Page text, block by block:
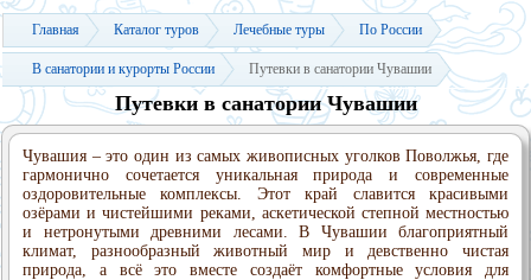
Главная Каталог туров Лечебные туры По России
В санатории и курорты России Путевки в санатории Чувашии
Путевки в санатории Чувашии
Чувашия – это один из самых живописных уголков Поволжья, где
гармонично сочетается уникальная природа и современные
оздоровительные комплексы. Этот край славится красивыми
озёрами и чистейшими реками, аскетической степной местностью
и нетронутыми древними лесами. В Чувашии благоприятный
климат, разнообразный животный мир и девственно чистая
природа, а всё это вместе создаёт комфортные условия для